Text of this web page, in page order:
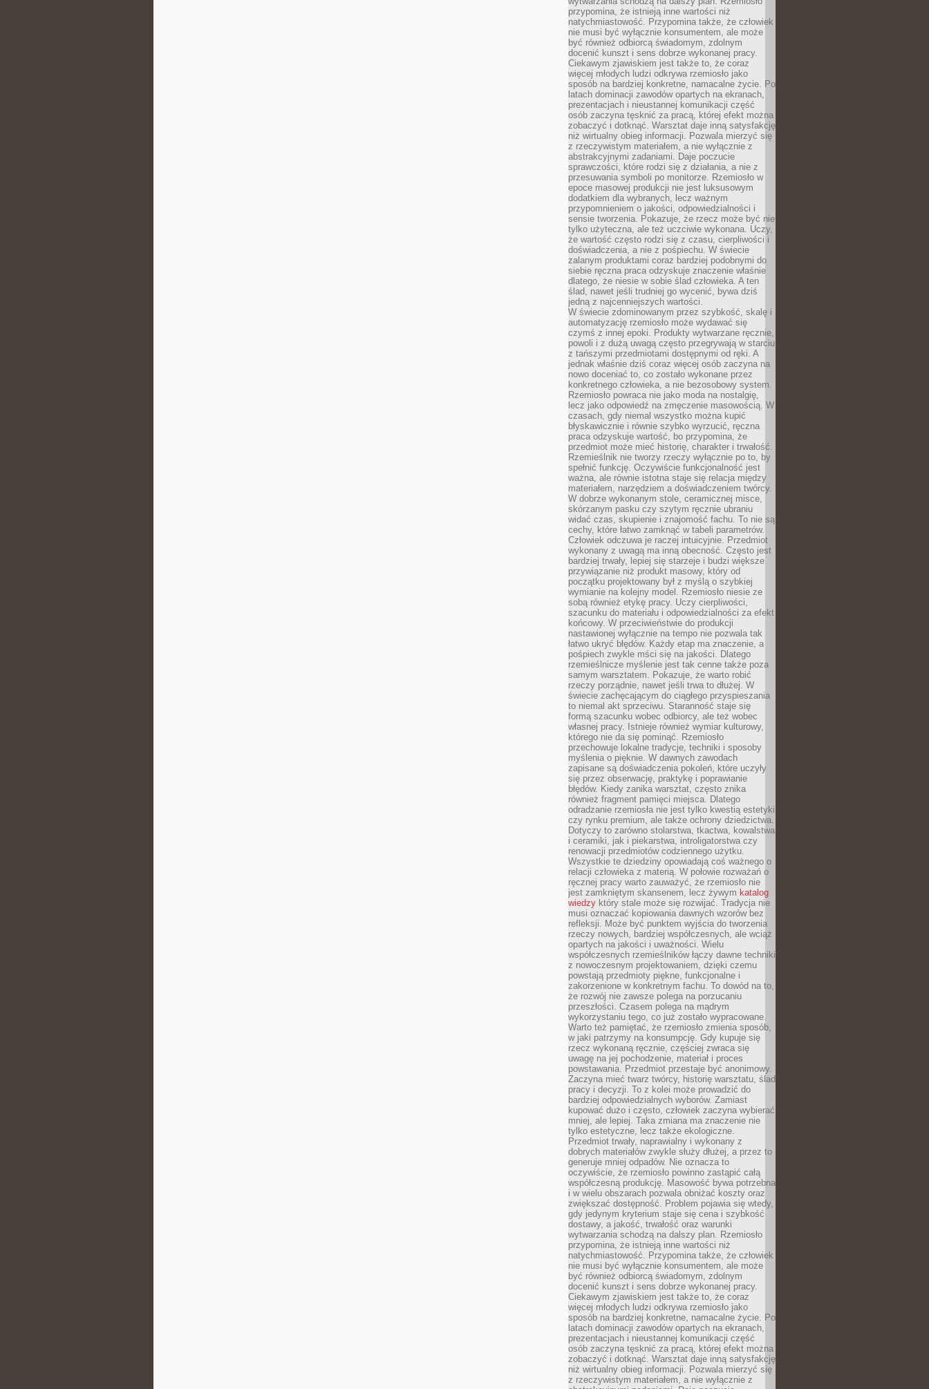
przypomina, że istnieją inne wartości niż
natychmiastowość. Przypomina także, że człowiek
nie musi być wyłącznie konsumentem, ale może
być również odbiorcą świadomym, zdolnym
docenić kunszt i sens dobrze wykonanej pracy.
Ciekawym zjawiskiem jest także to, że coraz
więcej młodych ludzi odkrywa rzemiosło jako
sposób na bardziej konkretne, namacalne życie. Po
latach dominacji zawodów opartych na ekranach,
prezentacjach i nieustannej komunikacji część
osób zaczyna tęsknić za pracą, której efekt można
zobaczyć i dotknąć. Warsztat daje inną satysfakcję
niż wirtualny obieg informacji. Pozwala mierzyć się
z rzeczywistym materiałem, a nie wyłącznie z
abstrakcyjnymi zadaniami. Daje poczucie
sprawczości, które rodzi się z działania, a nie z
przesuwania symboli po monitorze. Rzemiosło w
epoce masowej produkcji nie jest luksusowym
dodatkiem dla wybranych, lecz ważnym
przypomnieniem o jakości, odpowiedzialności i
sensie tworzenia. Pokazuje, że rzecz może być nie
tylko użyteczna, ale też uczciwie wykonana. Uczy,
że wartość często rodzi się z czasu, cierpliwości i
doświadczenia, a nie z pośpiechu. W świecie
zalanym produktami coraz bardziej podobnymi do
siebie ręczna praca odzyskuje znaczenie właśnie
dlatego, że niesie w sobie ślad człowieka. A ten
ślad, nawet jeśli trudniej go wycenić, bywa dziś
jedną z najcenniejszych wartości.
W świecie zdominowanym przez szybkość, skalę i
automatyzację rzemiosło może wydawać się
czymś z innej epoki. Produkty wytwarzane ręcznie,
powoli i z dużą uwagą często przegrywają w starciu
z tańszymi przedmiotami dostępnymi od ręki. A
jednak właśnie dziś coraz więcej osób zaczyna na
nowo doceniać to, co zostało wykonane przez
konkretnego człowieka, a nie bezosobowy system.
Rzemiosło powraca nie jako moda na nostalgię,
lecz jako odpowiedź na zmęczenie masowością. W
czasach, gdy niemal wszystko można kupić
błyskawicznie i równie szybko wyrzucić, ręczna
praca odzyskuje wartość, bo przypomina, że
przedmiot może mieć historię, charakter i trwałość.
Rzemieślnik nie tworzy rzeczy wyłącznie po to, by
spełnić funkcję. Oczywiście funkcjonalność jest
ważna, ale równie istotna staje się relacja między
materiałem, narzędziem a doświadczeniem twórcy.
W dobrze wykonanym stole, ceramicznej misce,
skórzanym pasku czy szytym ręcznie ubraniu
widać czas, skupienie i znajomość fachu. To nie są
cechy, które łatwo zamknąć w tabeli parametrów.
Człowiek odczuwa je raczej intuicyjnie. Przedmiot
wykonany z uwagą ma inną obecność. Często jest
bardziej trwały, lepiej się starzeje i budzi większe
przywiązanie niż produkt masowy, który od
początku projektowany był z myślą o szybkiej
wymianie na kolejny model. Rzemiosło niesie ze
sobą również etykę pracy. Uczy cierpliwości,
szacunku do materiału i odpowiedzialności za efekt
końcowy. W przeciwieństwie do produkcji
nastawionej wyłącznie na tempo nie pozwala tak
łatwo ukryć błędów. Każdy etap ma znaczenie, a
pośpiech zwykle mści się na jakości. Dlatego
rzemieślnicze myślenie jest tak cenne także poza
samym warsztatem. Pokazuje, że warto robić
rzeczy porządnie, nawet jeśli trwa to dłużej. W
świecie zachęcającym do ciągłego przyspieszania
to niemal akt sprzeciwu. Staranność staje się
formą szacunku wobec odbiorcy, ale też wobec
własnej pracy. Istnieje również wymiar kulturowy,
którego nie da się pominąć. Rzemiosło
przechowuje lokalne tradycje, techniki i sposoby
myślenia o pięknie. W dawnych zawodach
zapisane są doświadczenia pokoleń, które uczyły
się przez obserwację, praktykę i poprawianie
błędów. Kiedy zanika warsztat, często znika
również fragment pamięci miejsca. Dlatego
odradzanie rzemiosła nie jest tylko kwestią estetyki
czy rynku premium, ale także ochrony dziedzictwa.
Dotyczy to zarówno stolarstwa, tkactwa, kowalstwa
i ceramiki, jak i piekarstwa, introligatorstwa czy
renowacji przedmiotów codziennego użytku.
Wszystkie te dziedziny opowiadają coś ważnego o
relacji człowieka z materią. W połowie rozważań o
ręcznej pracy warto zauważyć, że rzemiosło nie
jest zamkniętym skansenem, lecz żywym katalog
wiedzy który stale może się rozwijać. Tradycja nie
musi oznaczać kopiowania dawnych wzorów bez
refleksji. Może być punktem wyjścia do tworzenia
rzeczy nowych, bardziej współczesnych, ale wciąż
opartych na jakości i uważności. Wielu
współczesnych rzemieślników łączy dawne techniki
z nowoczesnym projektowaniem, dzięki czemu
powstają przedmioty piękne, funkcjonalne i
zakorzenione w konkretnym fachu. To dowód na to,
że rozwój nie zawsze polega na porzucaniu
przeszłości. Czasem polega na mądrym
wykorzystaniu tego, co już zostało wypracowane.
Warto też pamiętać, że rzemiosło zmienia sposób,
w jaki patrzymy na konsumpcję. Gdy kupuje się
rzecz wykonaną ręcznie, częściej zwraca się
uwagę na jej pochodzenie, materiał i proces
powstawania. Przedmiot przestaje być anonimowy.
Zaczyna mieć twarz twórcy, historię warsztatu, ślad
pracy i decyzji. To z kolei może prowadzić do
bardziej odpowiedzialnych wyborów. Zamiast
kupować dużo i często, człowiek zaczyna wybierać
mniej, ale lepiej. Taka zmiana ma znaczenie nie
tylko estetyczne, lecz także ekologiczne.
Przedmiot trwały, naprawialny i wykonany z
dobrych materiałów zwykle służy dłużej, a przez to
generuje mniej odpadów. Nie oznacza to
oczywiście, że rzemiosło powinno zastąpić całą
współczesną produkcję. Masowość bywa potrzebna
i w wielu obszarach pozwala obniżać koszty oraz
zwiększać dostępność. Problem pojawia się wtedy,
gdy jedynym kryterium staje się cena i szybkość
dostawy, a jakość, trwałość oraz warunki
wytwarzania schodzą na dalszy plan. Rzemiosło
przypomina, że istnieją inne wartości niż
natychmiastowość. Przypomina także, że człowiek
nie musi być wyłącznie konsumentem, ale może
być również odbiorcą świadomym, zdolnym
docenić kunszt i sens dobrze wykonanej pracy.
Ciekawym zjawiskiem jest także to, że coraz
więcej młodych ludzi odkrywa rzemiosło jako
sposób na bardziej konkretne, namacalne życie. Po
latach dominacji zawodów opartych na ekranach,
prezentacjach i nieustannej komunikacji część
osób zaczyna tęsknić za pracą, której efekt można
zobaczyć i dotknąć. Warsztat daje inną satysfakcję
niż wirtualny obieg informacji. Pozwala mierzyć się
z rzeczywistym materiałem, a nie wyłącznie z